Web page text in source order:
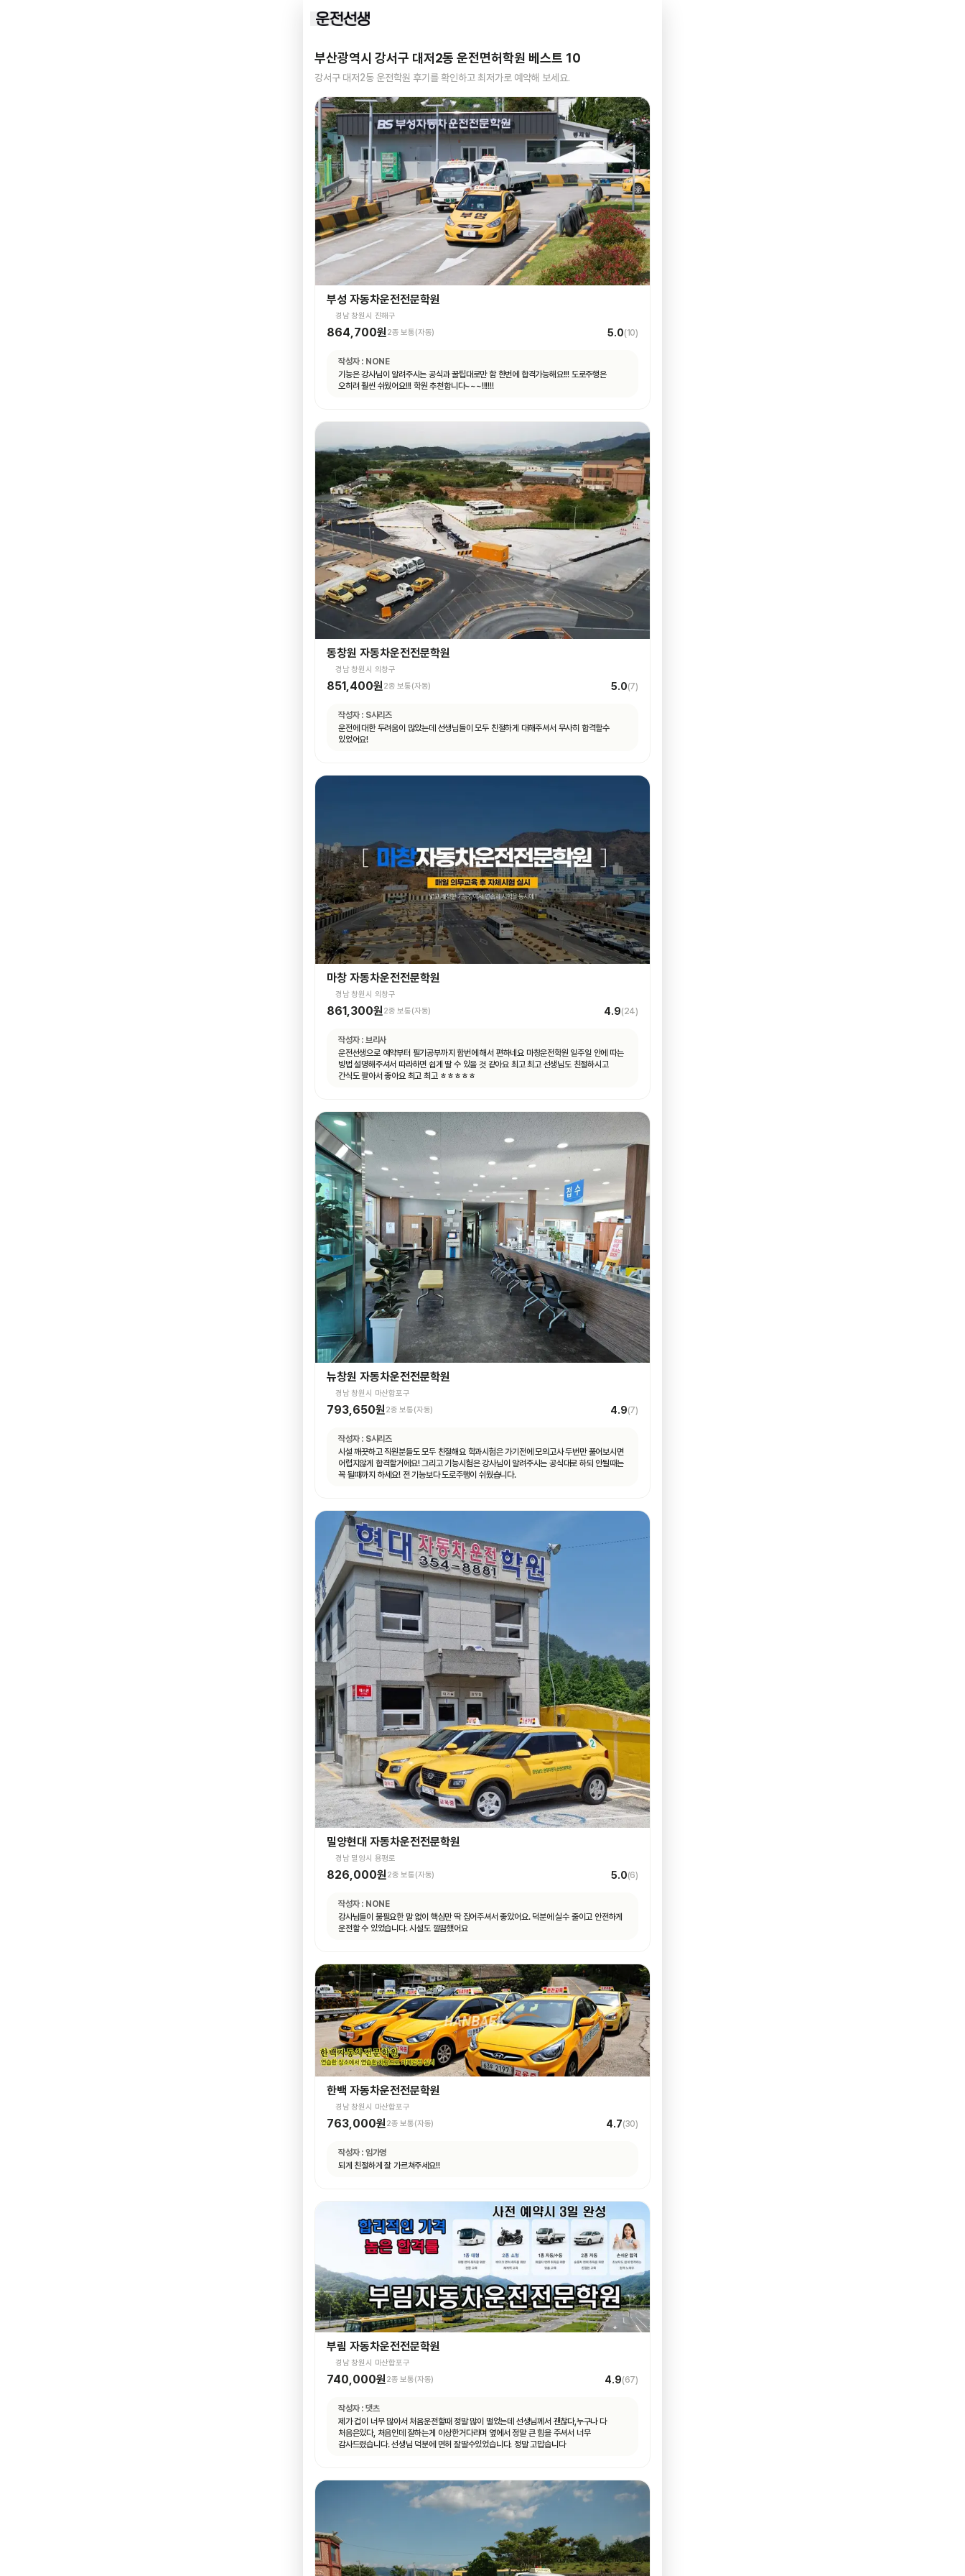
부산광역시 강서구 대저2동 운전면허학원 베스트 10
강서구 대저2동 운전학원 후기를 확인하고 최저가로 예약해 보세요.
부성 자동차운전전문학원
경남 창원시 진해구
864,700원2종 보통(자동) 5.0(10)
작성자 : NONE
기능은 강사님이 알려주시는 공식과 꿀팁대로만 함 한번에 합격가능해요!!! 도로주행은
오히려 훨씬 쉬웠어요!!! 학원 추천합니다~~~!!!!!!
동창원 자동차운전전문학원
경남 창원시 의창구
851,400원 2종 보통(자동) 5.0(7)
작성자 : S시리즈
운전에 대한 두려움이 많았는데 선생님들이 모두 친절하게 대해주셔서 무사히 합격할수
있었어요!
마창 자동차운전전문학원
경남 창원시 의창구
861,300원 2종 보통(자동) 4.9(24)
작성자 : 브리사
운전선생으로 예약부터 필기공부까지 함번에 해서 편하네요 마창운전학원 일주일 안에 따는
빙법 설명해주셔서 따라하면 쉽게 딸 수 있을 것 같아요 최고 최고 선생님도 친절하시고
간식도 팔아서 좋아요 최고 최고 ㅎㅎㅎㅎㅎ
뉴창원 자동차운전전문학원
경남 창원시 마산합포구
793,650원2종 보통(자동) 4.9(7)
작성자 : S시리즈
시설 깨끗하고 직원분들도 모두 친절해요 학과시험은 가기전에 모의고사 두번만 풀어보시면
어렵지않게 합격할거에요! 그리고 기능시험은 강사님이 알려주시는 공식대로 하되 안될때는
꼭 될때까지 하세요! 전 기능보다 도로주행이 쉬웠습니다.
밀양현대 자동차운전전문학원
경남 밀양시 용평로
826,000원2종 보통(자동) 5.0(6)
작성자 : NONE
강사님들이 불필요한 말 없이 핵심만 딱 집어주셔서 좋았어요. 덕분에 실수 줄이고 안전하게
운전할 수 있었습니다. 시설도 깔끔했어요
한백 자동차운전전문학원
경남 창원시 마산합포구
763,000원2종 보통(자동) 4.7(30)
작성자 : 임가영
되게 친절하게 잘 가르쳐주세요!!
부림 자동차운전전문학원
경남 창원시 마산합포구
740,000원 2종 보통(자동) 4.9(67)
작성자 : 댓츠
제가 겁이 너무 많아서 처음운전할때 정말 많이 떨었는데 선생님께서 괜찮다,누구나 다
처음은있다, 처음인데 잘하는게 이상한거다라며 옆에서 정말 큰 힘을 주셔서 너무
감사드렸습니다. 선생님 덕분에 면허 잘딸수있었습니다. 정말 고맙숩니다